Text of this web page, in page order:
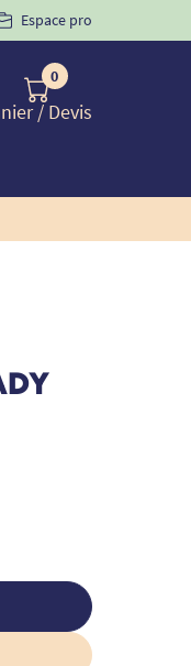
Espace pro
0
/ Devis